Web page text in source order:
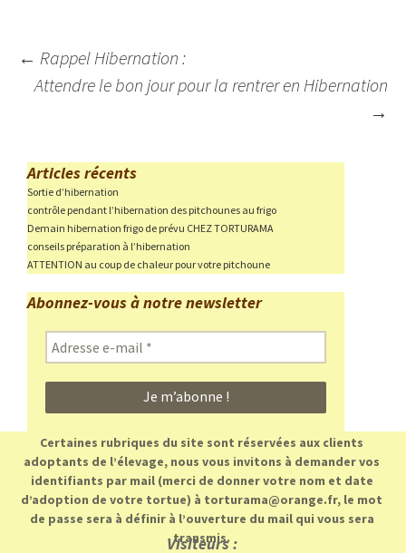
Navigation
← Rappel Hibernation :
Attendre le bon jour pour la rentrer en Hibernation
→
Articles récents
Sortie d’hibernation
contrôle pendant l’hibernation des pitchounes au frigo
Demain hibernation frigo de prévu CHEZ TORTURAMA
conseils préparation à l’hibernation
ATTENTION au coup de chaleur pour votre pitchoune
Abonnez-vous à notre newsletter
Adresse
e-
mail
Certaines rubriques du site sont réservées aux clients
adoptants de l’élevage, nous vous invitons à demander vos
identifiants par mail (merci de donner votre nom et date
d’adoption de votre tortue) à torturama@orange.fr, le mot
de passe sera à définir à l’ouverture du mail qui vous sera
transmis.
Visiteurs :